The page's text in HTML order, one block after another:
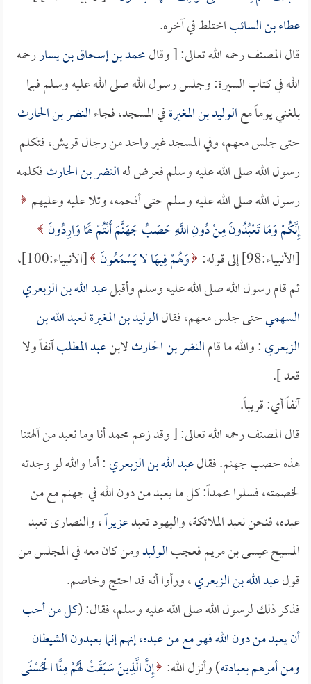
عطاء بن السائباختلط في آخره.
قال المصنف رحمه الله تعالى: [ وقالمحمد بن إسحاق بن يساررحمه
الله في كتاب السيرة: وجلس رسول الله صلى الله عليه وسلم فيما
بلغني يوماً معالوليد بن المغيرةفي المسجد، فجاءالنضر بن الحارث
حتى جلس معهم، وفي المسجد غير واحد من رجال قريش، فتكلم
رسول الله صلى الله عليه وسلم فعرض لهالنضر بن الحارثفكلمه
رسول الله صلى الله عليه وسلم حتى أفحمه، وتلا عليه وعليهم
إِنَّكُمْ وَمَا تَعْبُدُونَ مِنْ دُونِ اللَّهِ حَصَبُ جَهَنَّمَ أَنْتُمْ لَهَا وَارِدُونَ
[الأنبياء:98] إلى قوله:
وَهُمْ فِيهَا لا يَسْمَعُونَ
[الأنبياء:100]،
ثم قام رسول الله صلى الله عليه وسلم وأقبلعبد الله بن الزبعري
السهميحتى جلس معهم، فقالالوليد بن المغيرةلـعبد الله بن
الزبعري: والله ما قامالنضر بن الحارثلابنعبد المطلبآنفاً ولا
قعد ].
آنفاً أي: قريباً.
قال المصنف رحمه الله تعالى: [ وقد زعم محمد أنا وما نعبد من آلهتنا
هذه حصب جهنم. فقالعبد الله بن الزبعري: أما والله لو وجدته
لخصمته، فسلوا محمداً: كل ما يعبد من دون الله في جهنم مع من
عبده، فنحن نعبد الملائكة، واليهود تعبدعزيراً، والنصارى تعبد
المسيح عيسى بن مريم فعجبالوليدومن كان معه في المجلس من
قولعبد الله بن الزبعري، ورأوا أنه قد احتج وخاصم.
فذكر ذلك لرسول الله صلى الله عليه وسلم، فقال: (كل من أحب
أن يعبد من دون الله فهو مع من عبده، إنهم إنما يعبدون الشيطان
ومن أمرهم بعبادته) وأنزل الله: إِنَّ الَّذِينَ سَبَقَتْ لَهُمْ مِنَّا الْحُسْنَى